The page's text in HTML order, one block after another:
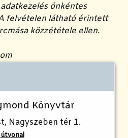
önkéntes
felvételen látható érintett
közzététele ellen.
Könyvtár
Nagyszeben tér 1.
útvonal